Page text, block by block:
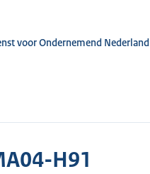
voor Ondernemend Nederland
H91